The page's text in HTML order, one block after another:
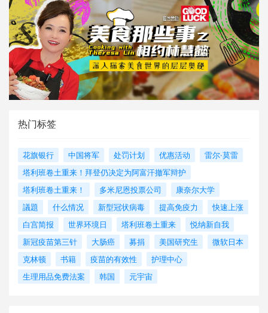
热门标签
花旗银行 中国将军 处罚计划 优惠活动
雷尔·莫雷
塔利班卷土重来！拜登仍决定为阿富汗撤军辩护
塔利班卷土重来！
多米尼恩投票公司
康奈尔大学
議題
什么情况 新型冠状病毒 提高免疫力
快速上涨
白宫简报
世界环境日 塔利班卷土重来
悦纳新自我
新冠疫苗第三针
大肠癌 募捐 美国研究生
微软日本
克林顿
书籍 疫苗的有效性
护理中心
生理用品免费法案
韩国 元宇宙